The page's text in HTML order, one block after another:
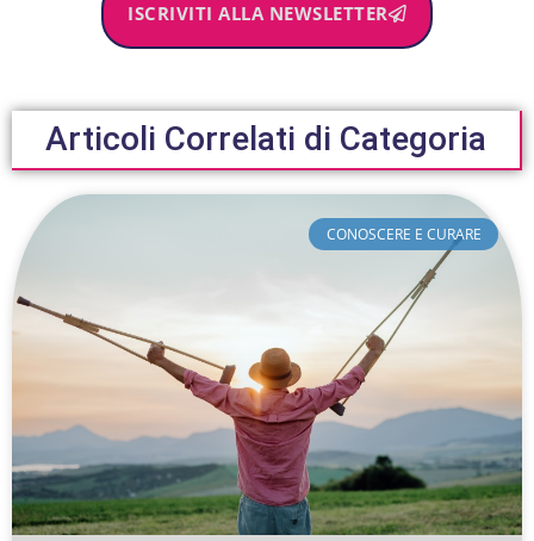
ISCRIVITI ALLA NEWSLETTER
Articoli Correlati di Categoria
CONOSCERE E CURARE